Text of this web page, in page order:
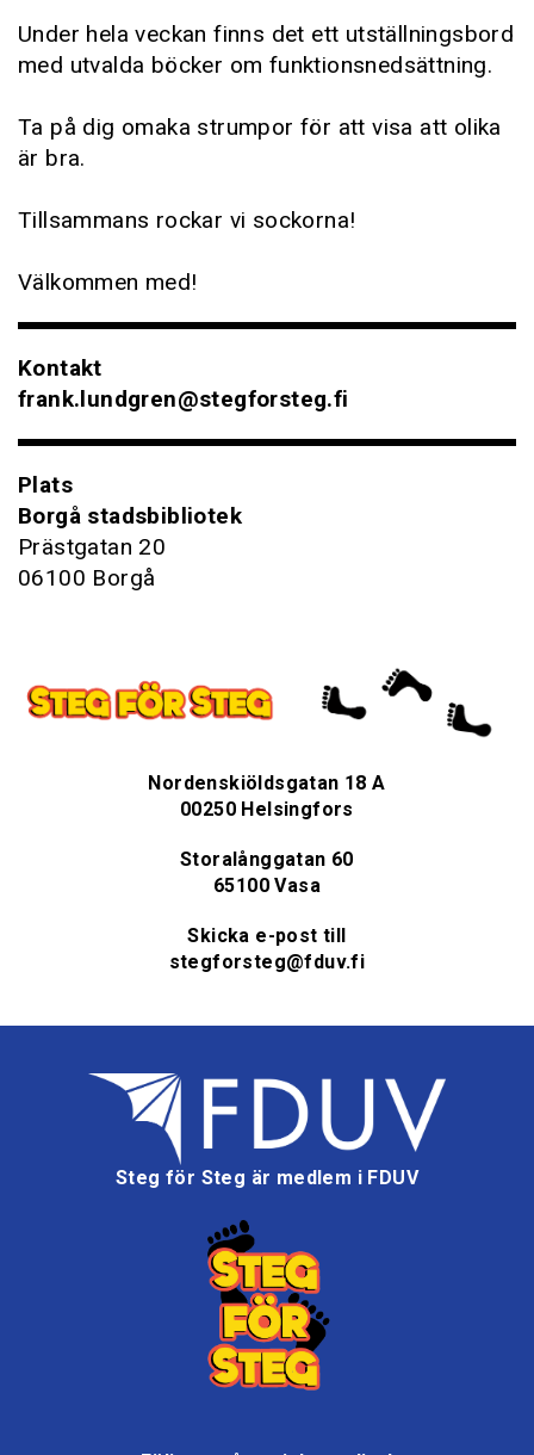
Under hela veckan finns det ett utställningsbord
med utvalda böcker om funktionsnedsättning.
Ta på dig omaka strumpor för att visa att olika
är bra.
Tillsammans rockar vi sockorna!
Välkommen med!
Kontakt
frank.lundgren@stegforsteg.fi
Plats
Borgå stadsbibliotek
Prästgatan 20
06100 Borgå
Nordenskiöldsgatan 18 A
00250 Helsingfors
Storalånggatan 60
65100 Vasa
Skicka e-post till
stegforsteg@fduv.fi
Steg för Steg är medlem i FDUV